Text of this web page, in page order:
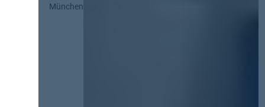
München